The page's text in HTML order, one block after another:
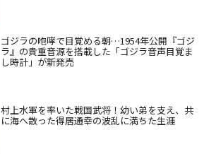
ゴジラの咆哮で目覚める朝…1954年公開『ゴジ
ラ』の貴重音源を搭載した「ゴジラ音声目覚ま
し時計」が新発売
村上水軍を率いた戦国武将！幼い弟を支え、共
に海へ散った得居通幸の波乱に満ちた生涯